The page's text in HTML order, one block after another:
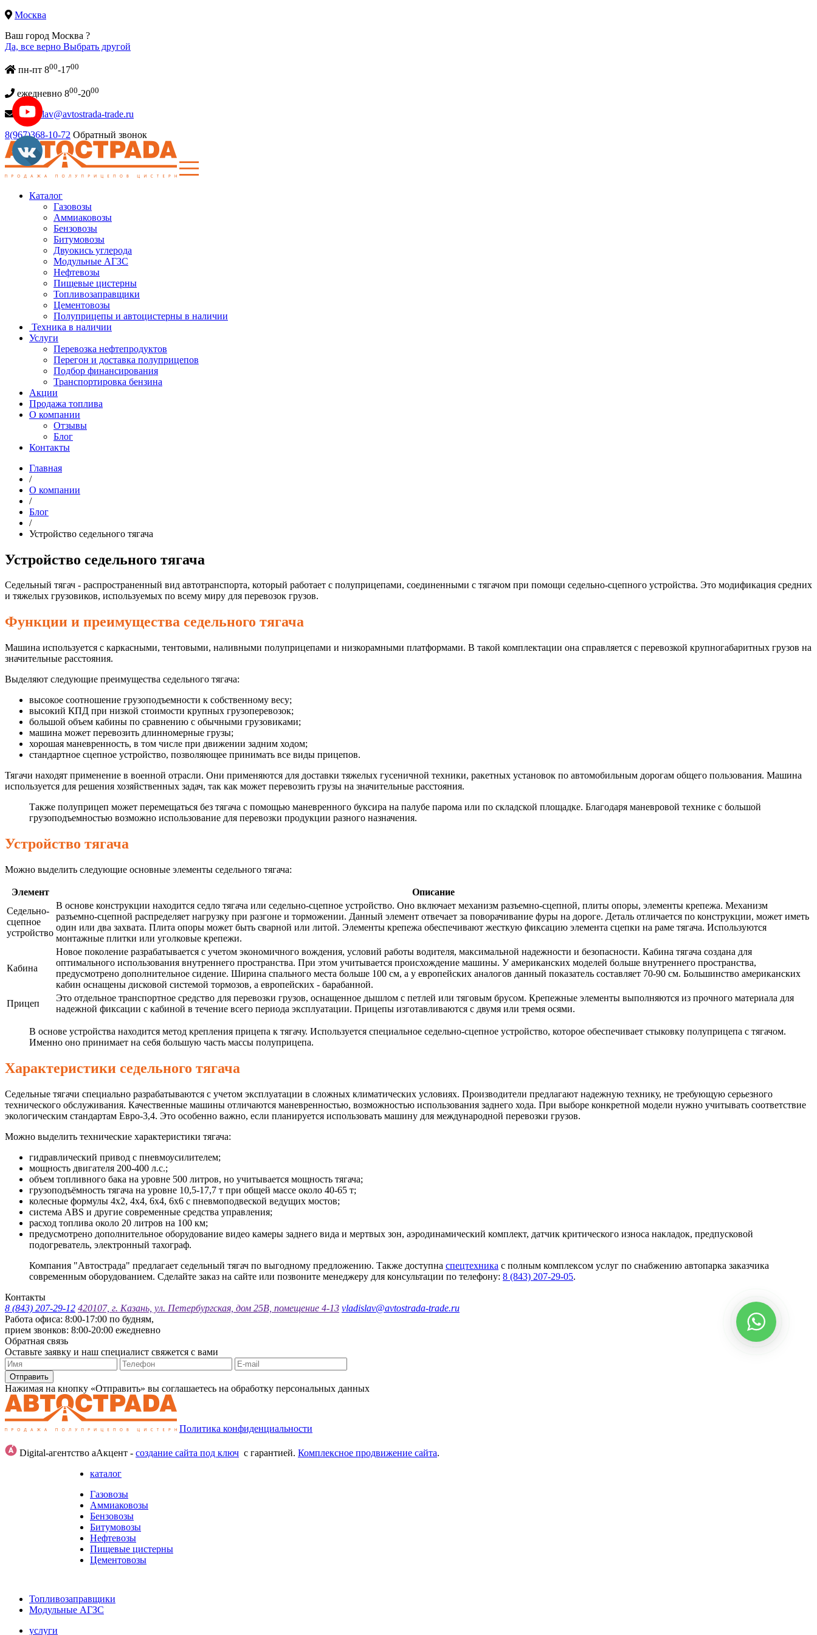
Москва
Ваш город Москва ?
Да, все верно Выбрать другой
пн-пт 800-1700
ежедневно 800-2000
Vladislav@avtostrada-trade.ru
8(967)368-10-72 Обратный звонок
Каталог
Газовозы
Аммиаковозы
Бензовозы
Битумовозы
Двуокись углерода
Модульные АГЗС
Нефтевозы
Пищевые цистерны
Топливозаправщики
Цементовозы
Полуприцепы и автоцистерны в наличии
Техника в наличии
Услуги
Перевозка нефтепродуктов
Перегон и доставка полуприцепов
Подбор финансирования
Транспортировка бензина
Акции
Продажа топлива
О компании
Отзывы
Блог
Контакты
Главная
/
О компании
/
Блог
/
Устройство седельного тягача
Устройство седельного тягача
Седельный тягач - распространенный вид автотранспорта, который работает с полуприцепами, соединенными с тягачом при помощи седельно-сцепного устройства. Это модификация средних
и тяжелых грузовиков, используемых по всему миру для перевозок грузов.
Функции и преимущества седельного тягача
Машина используется с каркасными, тентовыми, наливными полуприцепами и низкорамными платформами. В такой комплектации она справляется с перевозкой крупногабаритных грузов на
значительные расстояния.
Выделяют следующие преимущества седельного тягача:
высокое соотношение грузоподъемности к собственному весу;
высокий КПД при низкой стоимости крупных грузоперевозок;
большой объем кабины по сравнению с обычными грузовиками;
машина может перевозить длинномерные грузы;
хорошая маневренность, в том числе при движении задним ходом;
стандартное сцепное устройство, позволяющее принимать все виды прицепов.
Тягачи находят применение в военной отрасли. Они применяются для доставки тяжелых гусеничной техники, ракетных установок по автомобильным дорогам общего пользования. Машина
используется для решения хозяйственных задач, так как может перевозить грузы на значительные расстояния.
Также полуприцеп может перемещаться без тягача с помощью маневренного буксира на палубе парома или по складской площадке. Благодаря маневровой технике с большой
грузоподъемностью возможно использование для перевозки продукции разного назначения.
Устройство тягача
Можно выделить следующие основные элементы седельного тягача:
Элемент
Описание
Седельно-
сцепное
устройство
В основе конструкции находится седло тягача или седельно-сцепное устройство. Оно включает механизм разъемно-сцепной, плиты опоры, элементы крепежа. Механизм
разъемно-сцепной распределяет нагрузку при разгоне и торможении. Данный элемент отвечает за поворачивание фуры на дороге. Деталь отличается по конструкции, может иметь
один или два захвата. Плита опоры может быть сварной или литой. Элементы крепежа обеспечивают жесткую фиксацию элемента сцепки на раме тягача. Используются
монтажные плитки или уголковые крепежи.
Кабина
Новое поколение разрабатывается с учетом экономичного вождения, условий работы водителя, максимальной надежности и безопасности. Кабина тягача создана для
оптимального использования внутреннего пространства. При этом учитывается происхождение машины. У американских моделей больше внутреннего пространства,
предусмотрено дополнительное сидение. Ширина спального места больше 100 см, а у европейских аналогов данный показатель составляет 70-90 см. Большинство американских
кабин оснащены дисковой системой тормозов, а европейских - барабанной.
Прицеп
Это отдельное транспортное средство для перевозки грузов, оснащенное дышлом с петлей или тяговым брусом. Крепежные элементы выполняются из прочного материала для
надежной фиксации с кабиной в течение всего периода эксплуатации. Прицепы изготавливаются с двумя или тремя осями.
В основе устройства находится метод крепления прицепа к тягачу. Используется специальное седельно-сцепное устройство, которое обеспечивает стыковку полуприцепа с тягачом.
Именно оно принимает на себя большую часть массы полуприцепа.
Характеристики седельного тягача
Седельные тягачи специально разрабатываются с учетом эксплуатации в сложных климатических условиях. Производители предлагают надежную технику, не требующую серьезного
технического обслуживания. Качественные машины отличаются маневренностью, возможностью использования заднего хода. При выборе конкретной модели нужно учитывать соответствие
экологическим стандартам Евро-3,4. Это особенно важно, если планируется использовать машину для международной перевозки грузов.
Можно выделить технические характеристики тягача:
гидравлический привод с пневмоусилителем;
мощность двигателя 200-400 л.с.;
объем топливного бака на уровне 500 литров, но учитывается мощность тягача;
грузоподъёмность тягача на уровне 10,5-17,7 т при общей массе около 40-65 т;
колесные формулы 4х2, 4х4, 6х4, 6х6 с пневмоподвеской ведущих мостов;
система ABS и другие современные средства управления;
расход топлива около 20 литров на 100 км;
предусмотрено дополнительное оборудование видео камеры заднего вида и мертвых зон, аэродинамический комплект, датчик критического износа накладок, предпусковой
подогреватель, электронный тахограф.
Компания "Автострада" предлагает седельный тягач по выгодному предложению. Также доступна спецтехника с полным комплексом услуг по снабжению автопарка заказчика
современным оборудованием. Сделайте заказ на сайте или позвоните менеджеру для консультации по телефону: 8 (843) 207-29-05.
Контакты
8 (843) 207-29-12 420107, г. Казань, ул. Петербургская, дом 25В, помещение 4-13 vladislav@avtostrada-trade.ru
Работа офиса: 8:00-17:00 по будням,
прием звонков: 8:00-20:00 ежедневно
Обратная связь
Оставьте заявку и наш специалист свяжется с вами
Отправить
Нажимая на кнопку «Отправить» вы соглашаетесь на обработку персональных данных
Политика конфиденциальности
Digital-агентство аАкцент - создание сайта под ключ с гарантией. Комплексное продвижение сайта.
каталог
Газовозы
Аммиаковозы
Бензовозы
Битумовозы
Нефтевозы
Пищевые цистерны
Цементовозы
Топливозаправщики
Модульные АГЗС
услуги